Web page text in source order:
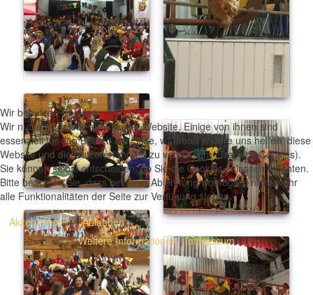
Wir benutzen Cookies
Wir nutzen Cookies auf unserer Website. Einige von ihnen sind
essenziell für den Betrieb der Seite, während andere uns helfen, diese
Website und die Nutzererfahrung zu verbessern (Tracking Cookies).
Sie können selbst entscheiden, ob Sie die Cookies zulassen möchten.
Bitte beachten Sie, dass bei einer Ablehnung womöglich nicht mehr
alle Funktionalitäten der Seite zur Verfügung stehen.
Akzeptieren
Ablehnen
Weitere Informationen|Impressum